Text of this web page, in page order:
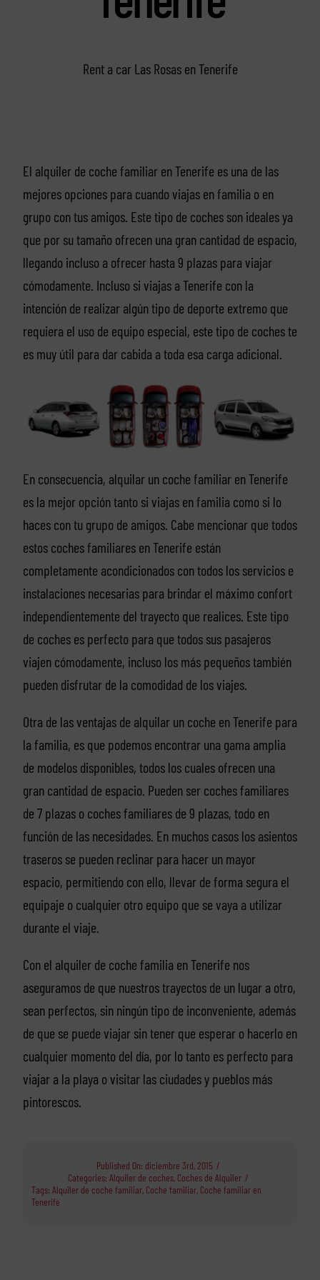
Rent a car Las Rosas en Tenerife
El alquiler de coche familiar en Tenerife es una de las
mejores opciones para cuando viajas en familia o en
grupo con tus amigos. Este tipo de coches son ideales ya
que por su tamaño ofrecen una gran cantidad de espacio,
llegando incluso a ofrecer hasta 9 plazas para viajar
cómodamente. Incluso si viajas a Tenerife con la
intención de realizar algún tipo de deporte extremo que
requiera el uso de equipo especial, este tipo de coches te
es muy útil para dar cabida a toda esa carga adicional.
En consecuencia, alquilar un coche familiar en Tenerife
es la mejor opción tanto si viajas en familia como si lo
haces con tu grupo de amigos. Cabe mencionar que todos
estos coches familiares en Tenerife están
completamente acondicionados con todos los servicios e
instalaciones necesarias para brindar el máximo confort
independientemente del trayecto que realices. Este tipo
de coches es perfecto para que todos sus pasajeros
viajen cómodamente, incluso los más pequeños también
pueden disfrutar de la comodidad de los viajes.
Otra de las ventajas de alquilar un coche en Tenerife para
la familia, es que podemos encontrar una gama amplia
de modelos disponibles, todos los cuales ofrecen una
gran cantidad de espacio. Pueden ser coches familiares
de 7 plazas o coches familiares de 9 plazas, todo en
función de las necesidades. En muchos casos los asientos
traseros se pueden reclinar para hacer un mayor
espacio, permitiendo con ello, llevar de forma segura el
equipaje o cualquier otro equipo que se vaya a utilizar
durante el viaje.
Con el alquiler de coche familia en Tenerife nos
aseguramos de que nuestros trayectos de un lugar a otro,
sean perfectos, sin ningún tipo de inconveniente, además
de que se puede viajar sin tener que esperar o hacerlo en
cualquier momento del día, por lo tanto es perfecto para
viajar a la playa o visitar las ciudades y pueblos más
pintorescos.
Published On: diciembre 3rd, 2015 /
Categories: Alquiler de coches, Coches de Alquiler /
Tags: Alquiler de coche familiar, Coche familiar, Coche familiar en
Tenerife